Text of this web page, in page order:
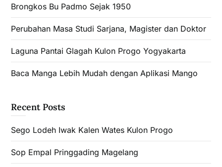
Brongkos Bu Padmo Sejak 1950
Perubahan Masa Studi Sarjana, Magister dan Doktor
Laguna Pantai Glagah Kulon Progo Yogyakarta
Baca Manga Lebih Mudah dengan Aplikasi Mango
Recent Posts
Sego Lodeh Iwak Kalen Wates Kulon Progo
Sop Empal Pringgading Magelang